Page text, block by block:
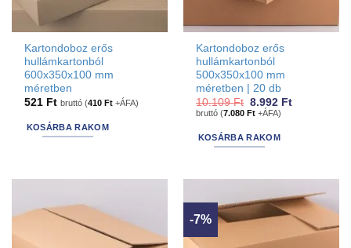
Kartondoboz erős
hullámkartonból
600x350x100 mm
méretben
521 Ft bruttó (410Ft +ÁFA)
KOSÁRBA RAKOM
Kartondoboz erős
hullámkartonból
500x350x100 mm
méretben | 20 db
10.109Ft Original
price
10.109 Ft.
8.992 FtCurrent
bruttó (7.080Ft +ÁFA)
KOSÁRBA RAKOM
-7%